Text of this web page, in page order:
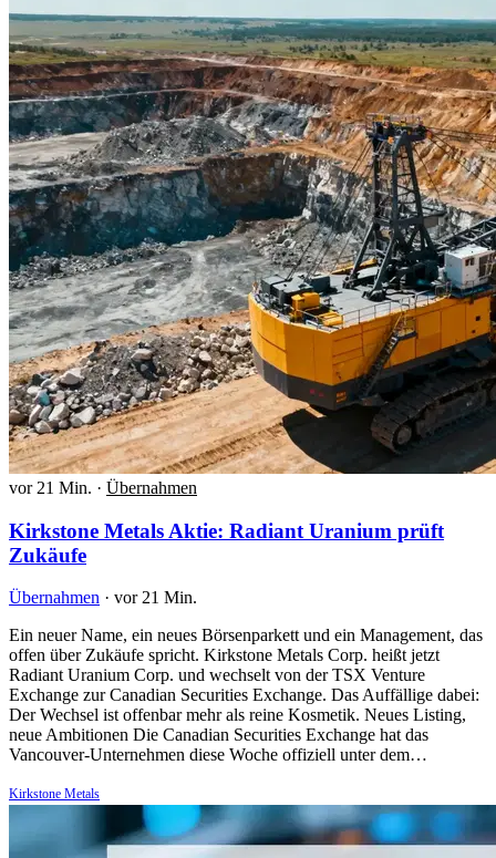
vor 21 Min. · Übernahmen
Kirkstone Metals Aktie: Radiant Uranium prüft
Zukäufe
Übernahmen · vor 21 Min.
Ein neuer Name, ein neues Börsenparkett und ein Management, das
offen über Zukäufe spricht. Kirkstone Metals Corp. heißt jetzt
Radiant Uranium Corp. und wechselt von der TSX Venture
Exchange zur Canadian Securities Exchange. Das Auffällige dabei:
Der Wechsel ist offenbar mehr als reine Kosmetik. Neues Listing,
neue Ambitionen Die Canadian Securities Exchange hat das
Vancouver-Unternehmen diese Woche offiziell unter dem…
Kirkstone Metals